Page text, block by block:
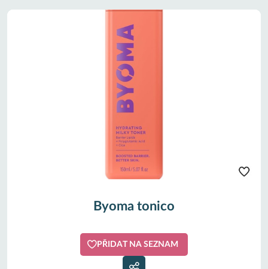
Byoma tonico
PŘIDAT NA SEZNAM